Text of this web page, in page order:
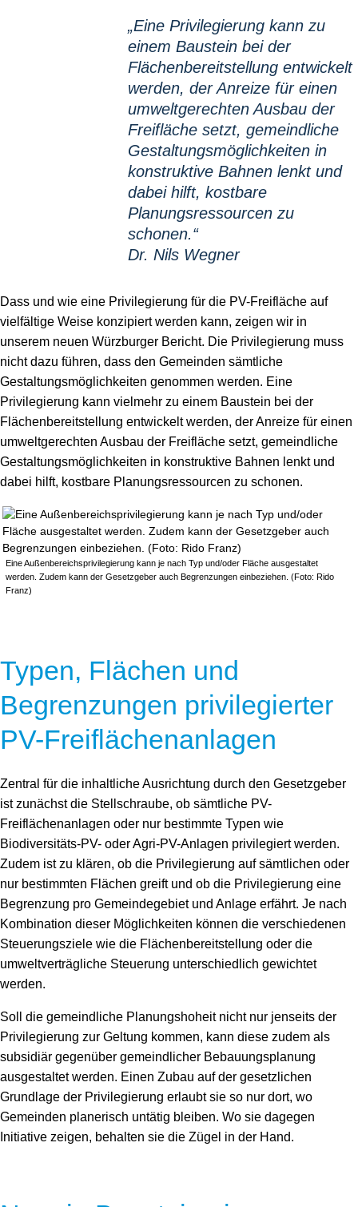
„Eine Privilegierung kann zu
einem Baustein bei der
Flächenbereitstellung entwickelt
werden, der Anreize für einen
umweltgerechten Ausbau der
Freifläche setzt, gemeindliche
Gestaltungsmöglichkeiten in
konstruktive Bahnen lenkt und
dabei hilft, kostbare
Planungsressourcen zu
schonen.“
Dr. Nils Wegner
Dass und wie eine Privilegierung für die PV-Freifläche auf
vielfältige Weise konzipiert werden kann, zeigen wir in
unserem neuen Würzburger Bericht. Die Privilegierung muss
nicht dazu führen, dass den Gemeinden sämtliche
Gestaltungsmöglichkeiten genommen werden. Eine
Privilegierung kann vielmehr zu einem Baustein bei der
Flächenbereitstellung entwickelt werden, der Anreize für einen
umweltgerechten Ausbau der Freifläche setzt, gemeindliche
Gestaltungsmöglichkeiten in konstruktive Bahnen lenkt und
dabei hilft, kostbare Planungsressourcen zu schonen.
Eine Außenbereichsprivilegierung kann je nach Typ und/oder Fläche ausgestaltet
werden. Zudem kann der Gesetzgeber auch Begrenzungen einbeziehen. (Foto: Rido
Franz)
Typen, Flächen und
Begrenzungen privilegierter
PV-Freiflächenanlagen
Zentral für die inhaltliche Ausrichtung durch den Gesetzgeber
ist zunächst die Stellschraube, ob sämtliche PV-
Freiflächenanlagen oder nur bestimmte Typen wie
Biodiversitäts-PV- oder Agri-PV-Anlagen privilegiert werden.
Zudem ist zu klären, ob die Privilegierung auf sämtlichen oder
nur bestimmten Flächen greift und ob die Privilegierung eine
Begrenzung pro Gemeindegebiet und Anlage erfährt. Je nach
Kombination dieser Möglichkeiten können die verschiedenen
Steuerungsziele wie die Flächenbereitstellung oder die
umweltverträgliche Steuerung unterschiedlich gewichtet
werden.
Soll die gemeindliche Planungshoheit nicht nur jenseits der
Privilegierung zur Geltung kommen, kann diese zudem als
subsidiär gegenüber gemeindlicher Bebauungsplanung
ausgestaltet werden. Einen Zubau auf der gesetzlichen
Grundlage der Privilegierung erlaubt sie so nur dort, wo
Gemeinden planerisch untätig bleiben. Wo sie dagegen
Initiative zeigen, behalten sie die Zügel in der Hand.